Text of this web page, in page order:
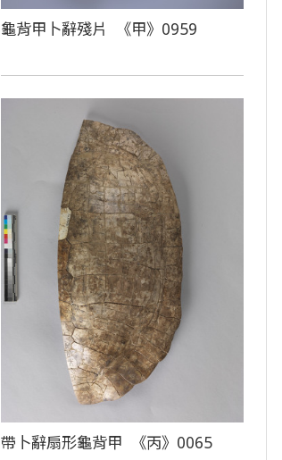
龜背甲卜辭殘片 《甲》0959
帶卜辭扇形龜背甲 《丙》0065